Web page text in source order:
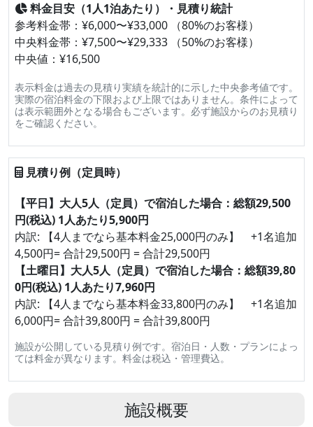
料金目安（1人1泊あたり）・見積り統計
参考料金帯：¥6,000〜¥33,000 （80%のお客様）
中央料金帯：¥7,500〜¥29,333 （50%のお客様）
中央値：¥16,500
表示料金は過去の見積り実績を統計的に示した中央参考値です。
実際の宿泊料金の下限および上限ではありません。条件によって
は表示範囲外となる場合もございます。必ず施設からのお見積り
をご確認ください。
見積り例（定員時）
【平日】大人5人（定員）で宿泊した場合：総額29,500
円(税込) 1人あたり5,900円
内訳: 【4人までなら基本料金25,000円のみ】 +1名追加
4,500円= 合計29,500円 = 合計29,500円
【土曜日】大人5人（定員）で宿泊した場合：総額39,80
0円(税込) 1人あたり7,960円
内訳: 【4人までなら基本料金33,800円のみ】 +1名追加
6,000円= 合計39,800円 = 合計39,800円
施設が公開している見積り例です。宿泊日・人数・プランによっ
ては料金が異なります。料金は税込・管理費込。
施設概要